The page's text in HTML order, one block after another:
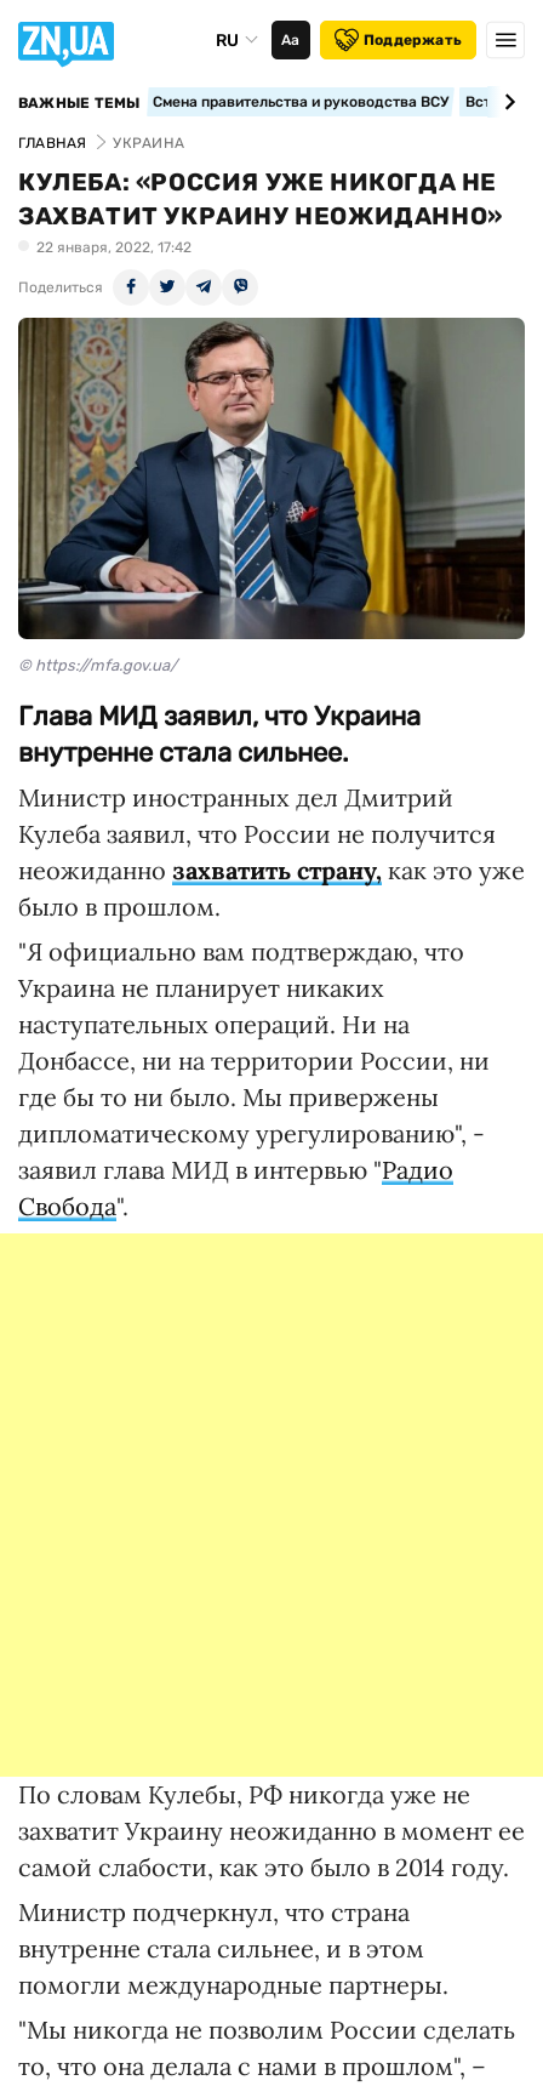
RU Аа Поддержать
ВАЖНЫЕ ТЕМЫ Смена правительства и руководства ВСУ
ГЛАВНАЯ УКРАИНА
КУЛЕБА: «РОССИЯ УЖЕ НИКОГДА НЕ
ЗАХВАТИТ УКРАИНУ НЕОЖИДАННО»
22 января, 2022, 17:42
Поделиться
© https://mfa.gov.ua/
Глава МИД заявил, что Украина
внутренне стала сильнее.
Министр иностранных дел Дмитрий
Кулеба заявил, что России не получится
неожиданно захватить страну, как это уже
было в прошлом.
"Я официально вам подтверждаю, что
Украина не планирует никаких
наступательных операций. Ни на
Донбассе, ни на территории России, ни
где бы то ни было. Мы привержены
дипломатическому урегулированию", -
заявил глава МИД в интервью "Радио
Свобода".
По словам Кулебы, РФ никогда уже не
захватит Украину неожиданно в момент ее
самой слабости, как это было в 2014 году.
Министр подчеркнул, что страна
внутренне стала сильнее, и в этом
помогли международные партнеры.
"Мы никогда не позволим России сделать
то, что она делала с нами в прошлом", –